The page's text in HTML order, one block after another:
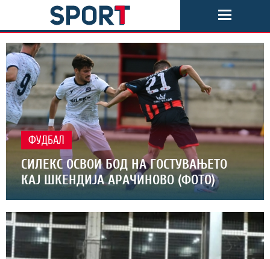
ФУДБАЛ
СИЛЕКС ОСВОИ БОД НА ГОСТУВАЊЕТО
КАЈ ШКЕНДИЈА АРАЧИНОВО (ФОТО)